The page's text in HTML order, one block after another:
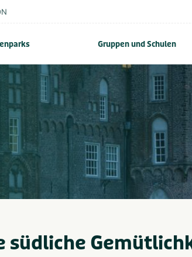
Gruppen und Schulen
südliche